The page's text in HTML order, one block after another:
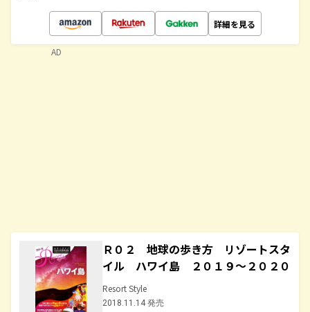
詳細を見る
Ｒ０２ 地球の歩き方 リゾートスタ
イル ハワイ島 ２０１９～２０２０
Resort Style
2018.11.14 発売
AD